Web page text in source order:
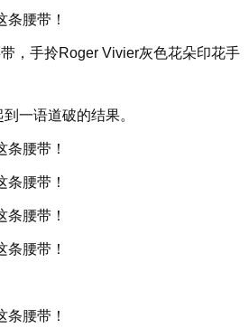
，手拎Roger Vivier灰色花朵印花手
一语道破的结果。